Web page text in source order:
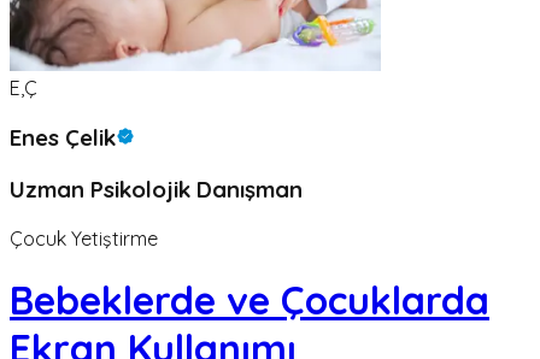
E,Ç
Enes Çelik
Uzman Psikolojik Danışman
Çocuk Yetiştirme
Bebeklerde ve Çocuklarda
Ekran Kullanımı